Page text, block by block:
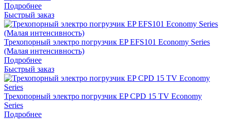
Подробнее
Быстрый заказ
Трехопорный электро погрузчик EP EFS101 Economy Series
(Малая интенсивность)
Подробнее
Быстрый заказ
Трехопорный электро погрузчик EP CPD 15 TV Economy
Series
Подробнее